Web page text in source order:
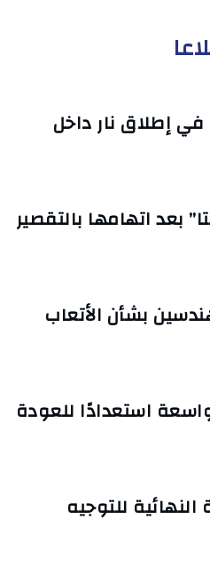
إطلاق نار داخل
بعد اتهامها بالتقصير
بشأن الأتعاب
استعدادًا للعودة
للتوجيه